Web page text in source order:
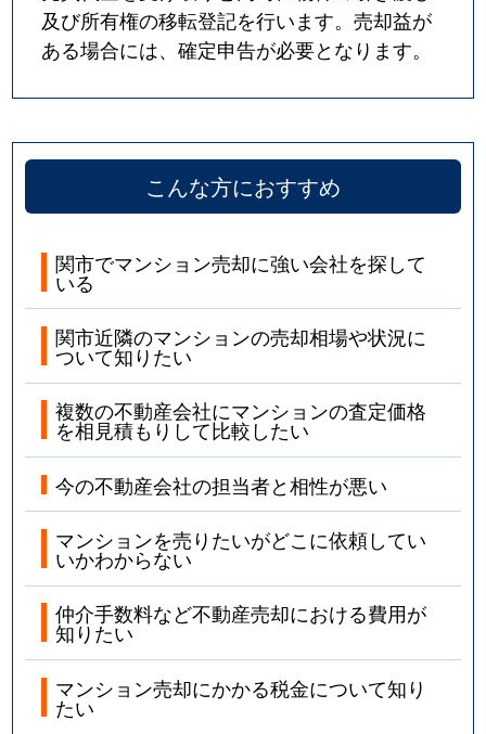
及び所有権の移転登記を行います。売却益が
ある場合には、確定申告が必要となります。
こんな方におすすめ
関市でマンション売却に強い会社を探して
いる
関市近隣のマンションの売却相場や状況に
ついて知りたい
複数の不動産会社にマンションの査定価格
を相見積もりして比較したい
今の不動産会社の担当者と相性が悪い
マンションを売りたいがどこに依頼してい
いかわからない
仲介手数料など不動産売却における費用が
知りたい
マンション売却にかかる税金について知り
たい